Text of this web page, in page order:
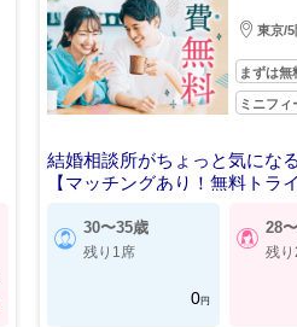
東京/5
まずは無
ミニフ
結婚相談所がちょっと気にな
【マッチングあり！無料トラ
30〜35歳
残り1席
0円
28
残